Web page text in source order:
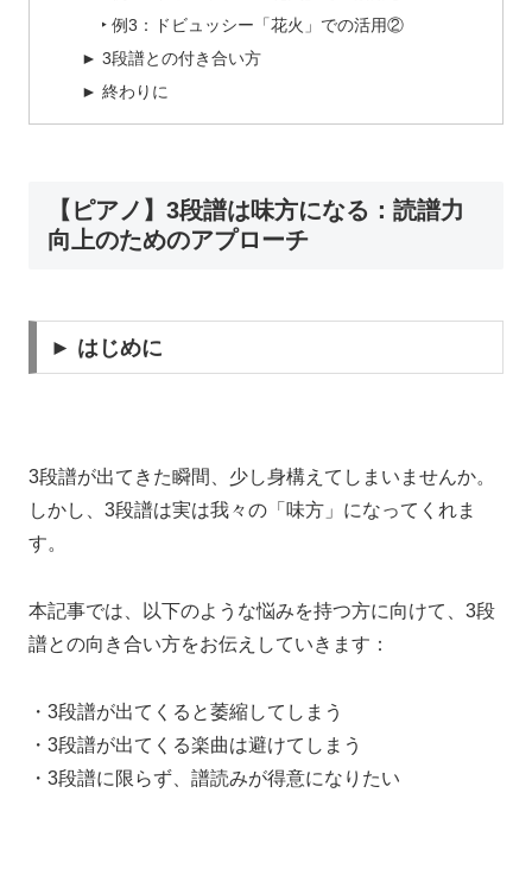
‣ 例3：ドビュッシー「花火」での活用②
► 3段譜との付き合い方
► 終わりに
【ピアノ】3段譜は味方になる：読譜力
向上のためのアプローチ
► はじめに
3段譜が出てきた瞬間、少し身構えてしまいませんか。
しかし、3段譜は実は我々の「味方」になってくれま
す。
本記事では、以下のような悩みを持つ方に向けて、3段
譜との向き合い方をお伝えしていきます：
・3段譜が出てくると萎縮してしまう
・3段譜が出てくる楽曲は避けてしまう
・3段譜に限らず、譜読みが得意になりたい